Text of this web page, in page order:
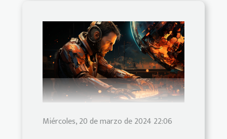
Miércoles, 20 de marzo de 2024 22:06